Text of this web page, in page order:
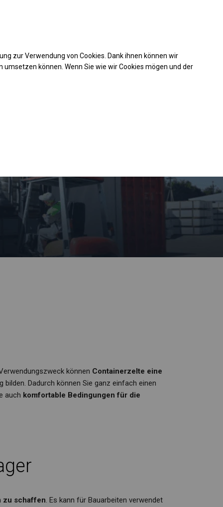
können Containerzelte eine
Dadurch können Sie ganz einfach einen
auch komfortable Bedingungen für die
zu schaffen. Es kann für Bauarbeiten verwendet
zur Verwendung von Cookies. Dank ihnen können wir
können. Wenn Sie wie wir Cookies mögen und der